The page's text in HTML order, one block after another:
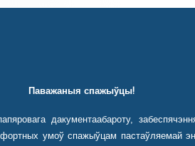
Паважаныя спажыўцы!
дакументаабароту,
умоў спажыўцам пастаўляемай